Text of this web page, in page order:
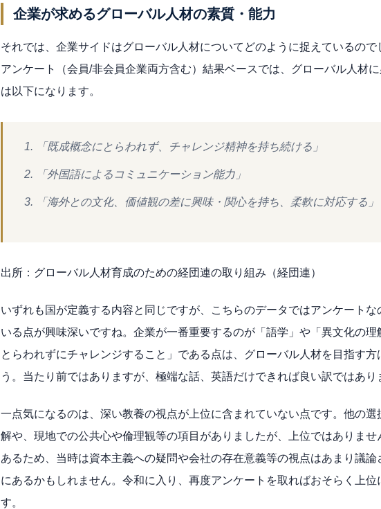
企業が求めるグローバル人材の素質・能力
それでは、企業サイドはグローバル人材についてどのように捉えているの
アンケート（会員/非会員企業両方含む）結果ベースでは、グローバル人材
は以下になります。
「既成概念にとらわれず、チャレンジ精神を持ち続ける」
「外国語によるコミュニケーション能力」
「海外との文化、価値観の差に興味・関心を持ち、柔軟に対応する」
出所：グローバル人材育成のための経団連の取り組み（経団連）
いずれも国が定義する内容と同じですが、こちらのデータではアンケート
いる点が興味深いですね。企業が一番重要するのが「語学」や「異文化の
とらわれずにチャレンジすること」である点は、グローバル人材を目指す方
う。当たり前ではありますが、極端な話、英語だけできれば良い訳ではあり
一点気になるのは、深い教養の視点が上位に含まれていない点です。他の
解や、現地での公共心や倫理観等の項目がありましたが、上位ではありま
あるため、当時は資本主義への疑問や会社の存在意義等の視点はあまり議
にあるかもしれません。令和に入り、再度アンケートを取ればおそらく上位
す。